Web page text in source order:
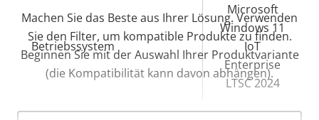
Betriebssystem
Microsoft
Windows 11
IoT
Enterprise
LTSC 2024
Machen Sie das Beste aus Ihrer Lösung. Verwenden
Sie den Filter, um kompatible Produkte zu finden.
Beginnen Sie mit der Auswahl Ihrer Produktvariante
(die Kompatibilität kann davon abhängen).